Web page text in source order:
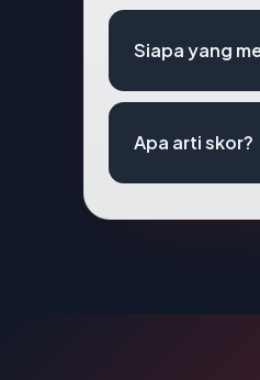
Siapa yang
Apa arti skor?